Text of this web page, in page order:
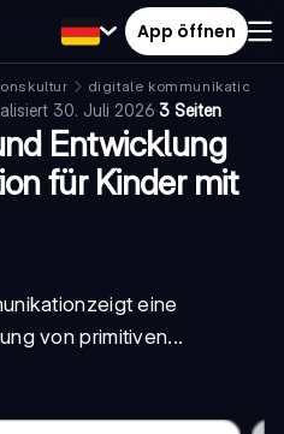
App öffnen
digitale kommunikation
30. Juli 2026·3 Seiten
Entwicklung
für Kinder mit
zeigt eine
von primitiven...